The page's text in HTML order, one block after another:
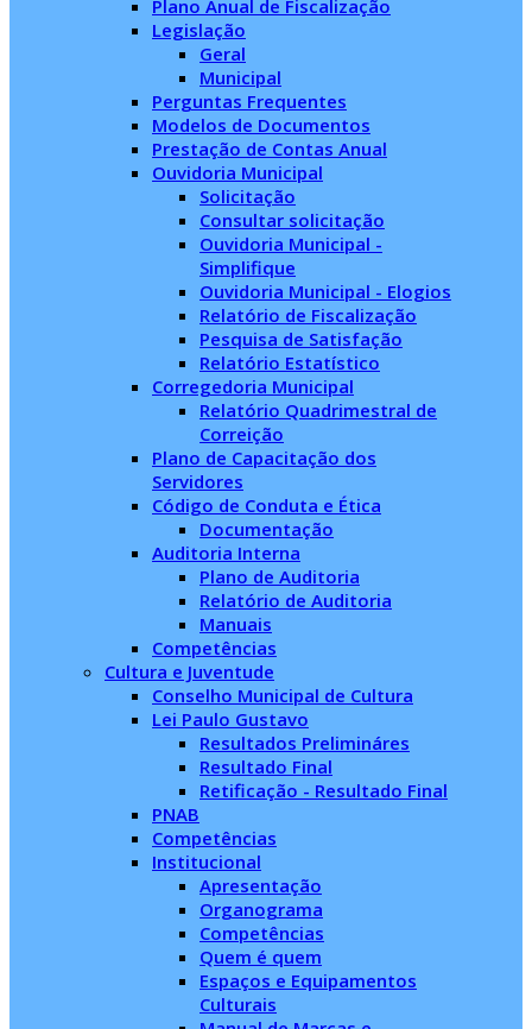
Plano Anual de Fiscalização
Legislação
Geral
Municipal
Perguntas Frequentes
Modelos de Documentos
Prestação de Contas Anual
Ouvidoria Municipal
Solicitação
Consultar solicitação
Ouvidoria Municipal -
Simplifique
Ouvidoria Municipal - Elogios
Relatório de Fiscalização
Pesquisa de Satisfação
Relatório Estatístico
Corregedoria Municipal
Relatório Quadrimestral de
Correição
Plano de Capacitação dos
Servidores
Código de Conduta e Ética
Documentação
Auditoria Interna
Plano de Auditoria
Relatório de Auditoria
Manuais
Competências
Cultura e Juventude
Conselho Municipal de Cultura
Lei Paulo Gustavo
Resultados Prelimináres
Resultado Final
Retificação - Resultado Final
PNAB
Competências
Institucional
Apresentação
Organograma
Competências
Quem é quem
Espaços e Equipamentos
Culturais